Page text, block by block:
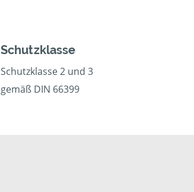
Schutzklasse
Schutzklasse 2 und 3
gemäß DIN 66399